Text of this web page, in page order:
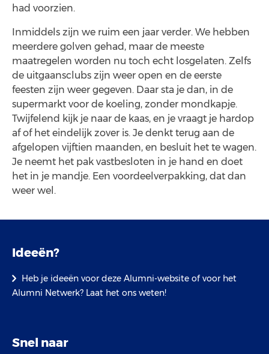
had voorzien.
Inmiddels zijn we ruim een jaar verder. We hebben
meerdere golven gehad, maar de meeste
maatregelen worden nu toch echt losgelaten. Zelfs
de uitgaansclubs zijn weer open en de eerste
feesten zijn weer gegeven. Daar sta je dan, in de
supermarkt voor de koeling, zonder mondkapje.
Twijfelend kijk je naar de kaas, en je vraagt je hardop
af of het eindelijk zover is. Je denkt terug aan de
afgelopen vijftien maanden, en besluit het te wagen.
Je neemt het pak vastbesloten in je hand en doet
het in je mandje. Een voordeelverpakking, dat dan
weer wel.
Ideeën?
Heb je ideeën voor deze Alumni-website of voor het
Alumni Netwerk? Laat het ons weten!
Snel naar